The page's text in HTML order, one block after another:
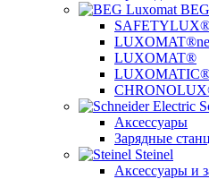
LUXOMAT®
Аксессуары
Зарядные
Steinel
Аксессуары и